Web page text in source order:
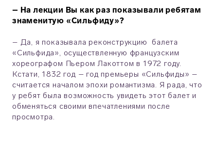
– На лекции Вы как раз показывали ребятам
знаменитую «Сильфиду»?
– Да, я показывала реконструкцию балета
«Сильфида», осуществленную французским
хореографом Пьером Лакоттом в 1972 году.
Кстати, 1832 год – год премьеры «Сильфиды» –
считается началом эпохи романтизма. Я рада, что
у ребят была возможность увидеть этот балет и
обменяться своими впечатлениями после
просмотра.